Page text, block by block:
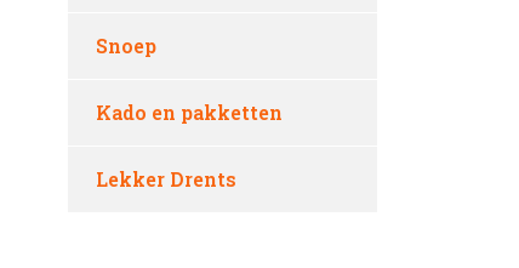
Snoep
Kado en pakketten
Lekker Drents